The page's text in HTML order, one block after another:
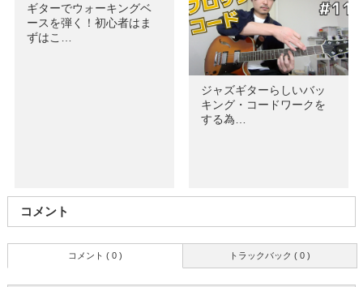
ギターでウォーキングベ
ースを弾く！初心者はま
ずはこ…
ジャズギターらしいバッ
キング・コードワークを
する為…
コメント
トラックバック ( 0 )
コメント ( 0 )